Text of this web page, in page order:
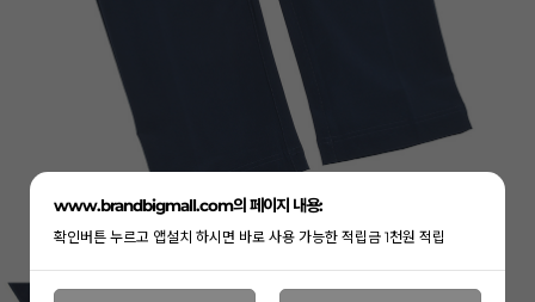
www.brandbigmall.com의 페이지 내용:
확인버튼 누르고 앱설치 하시면 바로 사용 가능한 적립금 1천원 적립